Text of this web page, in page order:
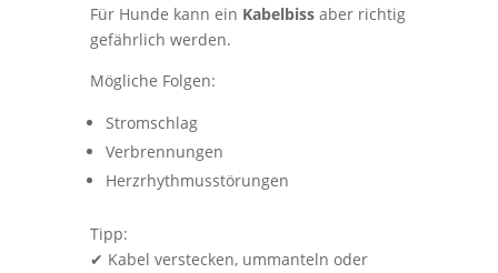
Für Hunde kann ein Kabelbissaber richtig
gefährlich werden.
Mögliche Folgen:
Stromschlag
Verbrennungen
Herzrhythmusstörungen
Tipp:
✔ Kabel verstecken, ummanteln oder